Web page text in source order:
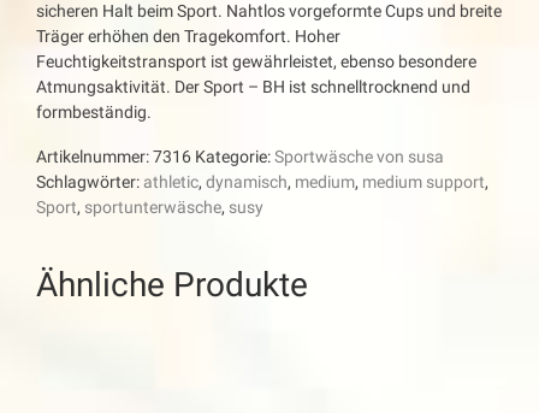
sicheren Halt beim Sport. Nahtlos vorgeformte Cups und breite
Träger erhöhen den Tragekomfort. Hoher
Feuchtigkeitstransport ist gewährleistet, ebenso besondere
Atmungsaktivität. Der Sport – BH ist schnelltrocknend und
formbeständig.
Artikelnummer:7316 Kategorie:Sportwäsche von susa
Schlagwörter: athletic, dynamisch, medium, medium support,
Sport, sportunterwäsche, susy
Ähnliche Produkte